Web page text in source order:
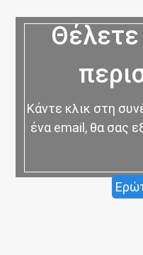
Κάντε κλικ στη
ένα email, θα σας